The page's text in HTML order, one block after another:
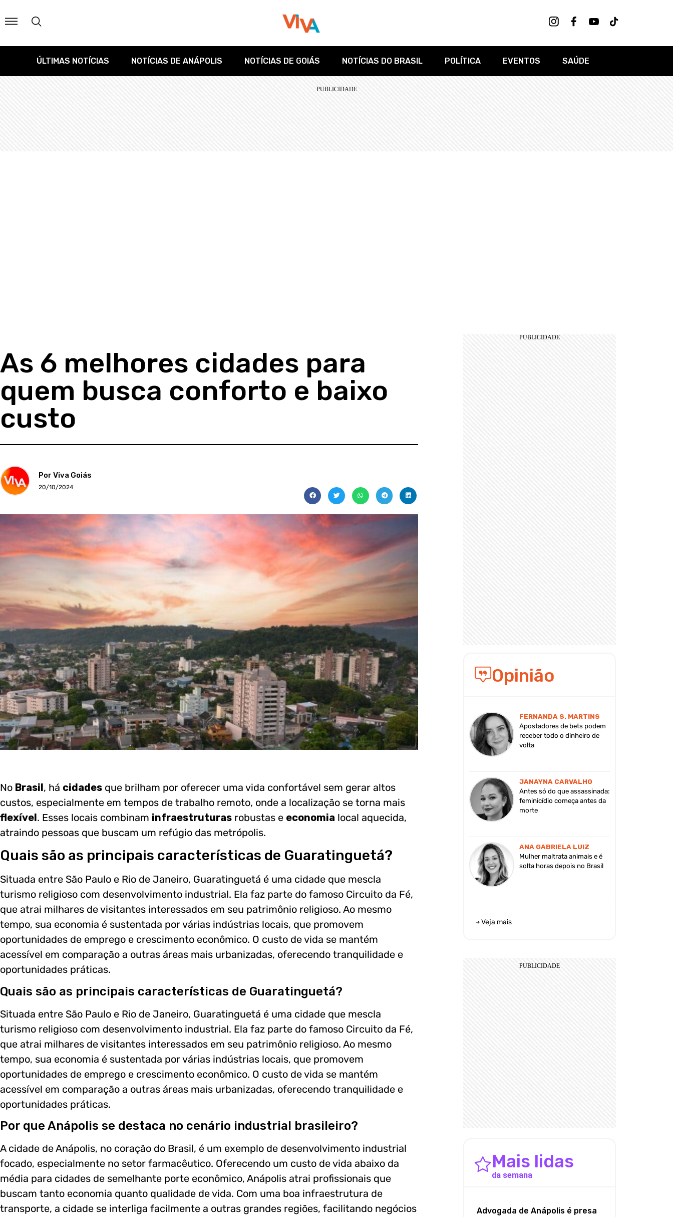
ÚLTIMAS NOTÍCIAS NOTÍCIAS DE ANÁPOLIS NOTÍCIAS DE GOIÁS NOTÍCIAS DO BRASIL POLÍTICA EVENTOS SAÚDE
As 6 melhores cidades para
quem busca conforto e baixo
custo
Por Viva Goiás
20/10/2024
No Brasil, há cidades que brilham por oferecer uma vida confortável sem gerar altos
custos, especialmente em tempos de trabalho remoto, onde a localização se torna mais
flexível. Esses locais combinam infraestruturas robustas e economia local aquecida,
atraindo pessoas que buscam um refúgio das metrópolis.
Quais são as principais características de Guaratinguetá?
Situada entre São Paulo e Rio de Janeiro, Guaratinguetá é uma cidade que mescla
turismo religioso com desenvolvimento industrial. Ela faz parte do famoso Circuito da Fé,
que atrai milhares de visitantes interessados em seu patrimônio religioso. Ao mesmo
tempo, sua economia é sustentada por várias indústrias locais, que promovem
oportunidades de emprego e crescimento econômico. O custo de vida se mantém
acessível em comparação a outras áreas mais urbanizadas, oferecendo tranquilidade e
oportunidades práticas.
Quais são as principais características de Guaratinguetá?
Situada entre São Paulo e Rio de Janeiro, Guaratinguetá é uma cidade que mescla
turismo religioso com desenvolvimento industrial. Ela faz parte do famoso Circuito da Fé,
que atrai milhares de visitantes interessados em seu patrimônio religioso. Ao mesmo
tempo, sua economia é sustentada por várias indústrias locais, que promovem
oportunidades de emprego e crescimento econômico. O custo de vida se mantém
acessível em comparação a outras áreas mais urbanizadas, oferecendo tranquilidade e
oportunidades práticas.
Por que Anápolis se destaca no cenário industrial brasileiro?
A cidade de Anápolis, no coração do Brasil, é um exemplo de desenvolvimento industrial
focado, especialmente no setor farmacêutico. Oferecendo um custo de vida abaixo da
média para cidades de semelhante porte econômico, Anápolis atrai profissionais que
buscam tanto economia quanto qualidade de vida. Com uma boa infraestrutura de
transporte, a cidade se interliga facilmente a outras grandes regiões, facilitando negócios
Opinião
FERNANDA S. MARTINS
Apostadores de bets podem
receber todo o dinheiro de
volta
JANAYNA CARVALHO
Antes só do que assassinada:
feminicídio começa antes da
morte
ANA GABRIELA LUIZ
Mulher maltrata animais e é
solta horas depois no Brasil
Veja mais
Mais lidas
da semana
Advogada de Anápolis é presa